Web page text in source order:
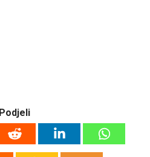
Podjeli